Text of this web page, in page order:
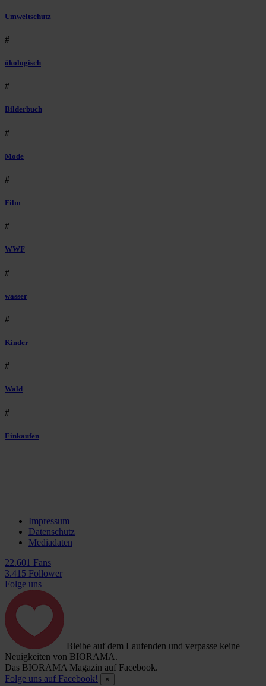
Umweltschutz
#
ökologisch
#
Bilderbuch
#
Mode
#
Film
#
WWF
#
wasser
#
Kinder
#
Wald
#
Einkaufen
Impressum
Datenschutz
Mediadaten
22.601 Fans
3.415 Follower
Folge uns
Bleibe auf dem Laufenden und verpasse keine
Neuigkeiten von BIORAMA.
Das BIORAMA Magazin auf Facebook.
Folge uns auf Facebook!
×